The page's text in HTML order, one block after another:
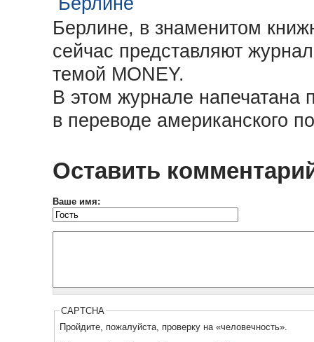
Берлине, в знаменитом
сейчас представляют
темой MONEY.
В этом журнале напечатана
в переводе американского
Оставить
Ваше имя:
CAPTCHA
Пройдите, пожалуйста, проверку на «человечность».